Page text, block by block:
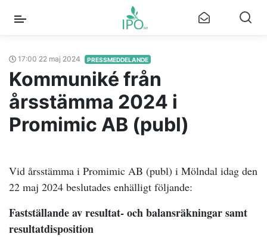
17:00 22 maj 2024 PRESSMEDDELANDE
Kommuniké från
årsstämma 2024 i
Promimic AB (publ)
Vid årsstämma i Promimic AB (publ) i Mölndal idag den
22 maj 2024 beslutades enhälligt följande:
Fastställande av resultat- och balansräkningar samt
resultatdisposition